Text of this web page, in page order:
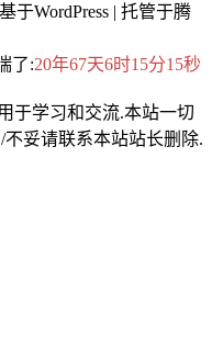
于WordPress | 托管于腾
了:20年67天6时15分17秒
于学习和交流.本站一切
妥请联系本站站长删除.